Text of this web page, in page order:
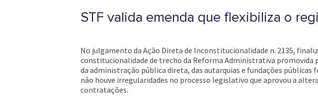
STF valida emenda que flexibiliza o
No julgamento da Ação Direta de Inconstitucionalidade n. 2135,
constitucionalidade de trecho da Reforma Administrativa promovida
da administração pública direta, das autarquias e fundações
não houve irregularidades no processo legislativo que aprovou a
contratações.